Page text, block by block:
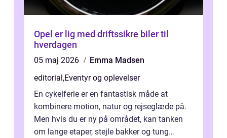
Opel er lig med driftssikre biler til
hverdagen
05 maj 2026
Emma Madsen
editorial,Eventyr og oplevelser
En cykelferie er en fantastisk måde at
kombinere motion, natur og rejseglæde på.
Men hvis du er ny på området, kan tanken
om lange etaper, stejle bakker og tung